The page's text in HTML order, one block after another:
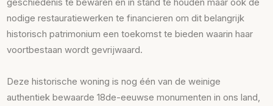
nodige restauratiewerken te financieren om dit belangrijk
historisch patrimonium een toekomst te bieden waarin haar
voortbestaan wordt gevrijwaard.
Deze historische woning is nog één van de weinige
authentiek bewaarde 18de-eeuwse monumenten in ons land,